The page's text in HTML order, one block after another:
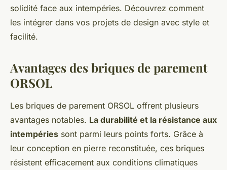
solidité face aux intempéries. Découvrez comment
les intégrer dans vos projets de design avec style et
facilité.
Avantages des briques de parement
ORSOL
Les briques de parement ORSOL offrent plusieurs
avantages notables. La durabilité et la résistance aux
intempéries sont parmi leurs points forts. Grâce à
leur conception en pierre reconstituée, ces briques
résistent efficacement aux conditions climatiques